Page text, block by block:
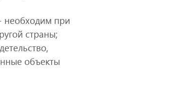
необходим при
страны;
объекты